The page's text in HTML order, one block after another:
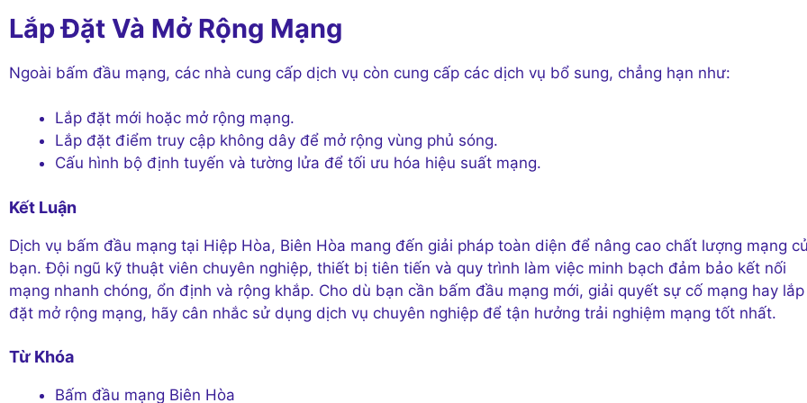
Lắp Đặt Và Mở Rộng Mạng
Ngoài bấm đầu mạng, các nhà cung cấp dịch vụ còn cung cấp các dịch vụ bổ sung, chẳng hạn như:
Lắp đặt mới hoặc mở rộng mạng.
Lắp đặt điểm truy cập không dây để mở rộng vùng phủ sóng.
Cấu hình bộ định tuyến và tường lửa để tối ưu hóa hiệu suất mạng.
Kết Luận
Dịch vụ bấm đầu mạng tại Hiệp Hòa, Biên Hòa mang đến giải pháp toàn diện để nâng cao chất lượng mạng
bạn. Đội ngũ kỹ thuật viên chuyên nghiệp, thiết bị tiên tiến và quy trình làm việc minh bạch đảm bảo kết nối
mạng nhanh chóng, ổn định và rộng khắp. Cho dù bạn cần bấm đầu mạng mới, giải quyết sự cố mạng hay lắp
đặt mở rộng mạng, hãy cân nhắc sử dụng dịch vụ chuyên nghiệp để tận hưởng trải nghiệm mạng tốt nhất.
Từ Khóa
Bấm đầu mạng Biên Hòa